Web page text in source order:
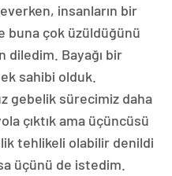
insanların bir
buna çok üzüldüğünü
diledim. Bayağı bir
sahibi olduk.
gebelik sürecimiz daha
çıktık ama üçüncüsü
tehlikeli olabilir denildi
üçünü de istedim.